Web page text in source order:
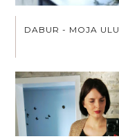
DABUR - MOJA